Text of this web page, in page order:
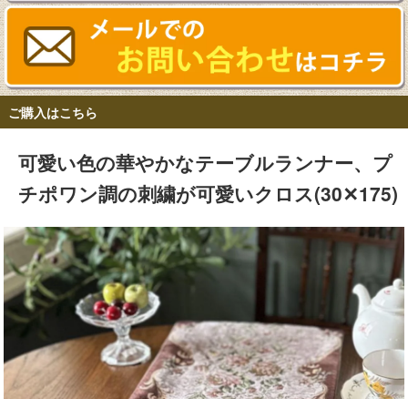
ご購入はこちら
可愛い色の華やかなテーブルランナー、プ
チポワン調の刺繍が可愛いクロス(30✕175)